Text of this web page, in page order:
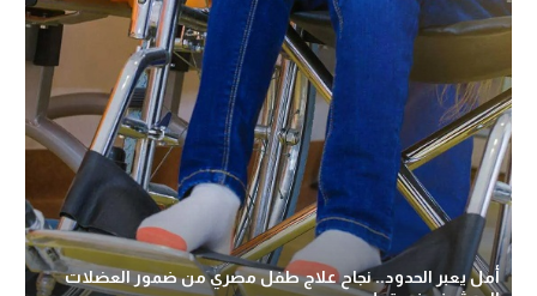
أمل يعبر الحدود.. نجاح علاج طفل مصري من ضمور العضلات